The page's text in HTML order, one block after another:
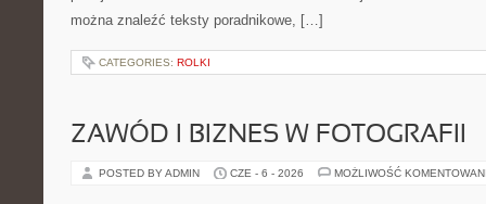
można znaleźć teksty poradnikowe, […]
CATEGORIES: ROLKI
ZAWÓD I BIZNES W FOTOGRAFII
POSTED BY ADMIN CZE - 6 - 2026 MOŻLIWOŚĆ